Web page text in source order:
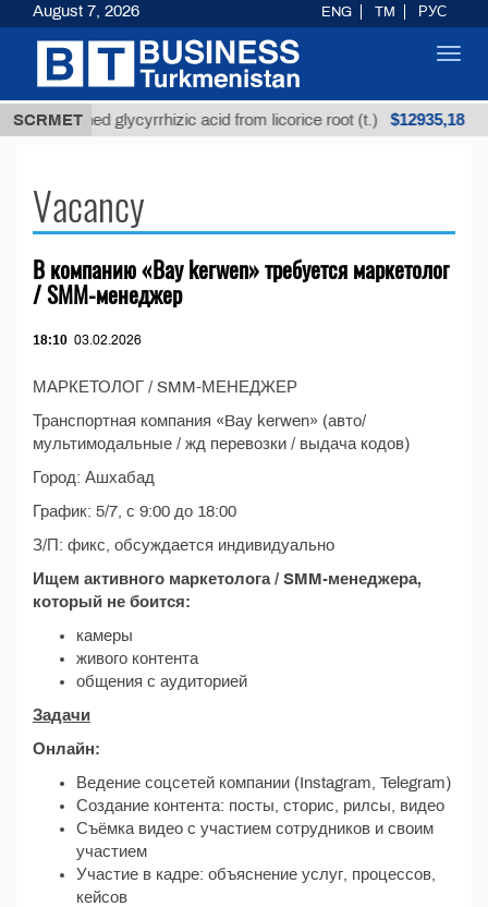
SCRMET
Unrefined glycyrrhizic acid from licorice root (t.) $12935,18
Vacancy
В компанию «Bay kerwen» требуется маркетолог
/ SMM-менеджер
18:10 03.02.2026
МАРКЕТОЛОГ / SMM-МЕНЕДЖЕР
Транспортная компания «Bay kerwen» (авто/
мультимодальные / жд перевозки / выдача кодов)
Город: Ашхабад
График: 5/7, с 9:00 до 18:00
З/П: фикс, обсуждается индивидуально
Ищем активного маркетолога / SMM-менеджера,
который не боится:
камеры
живого контента
общения с аудиторией
Задачи
Онлайн:
Ведение соцсетей компании (Instagram, Telegram)
Создание контента: посты, сторис, рилсы, видео
Съёмка видео с участием сотрудников и своим
участием
Участие в кадре: объяснение услуг, процессов,
кейсов
August 7, 2026 ENG TM РУС